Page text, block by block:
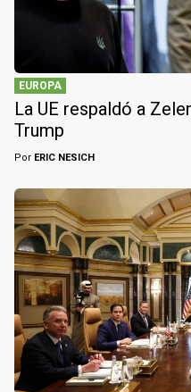
EUROPA
La UE respaldó a
Trump
Por ERIC NESICH